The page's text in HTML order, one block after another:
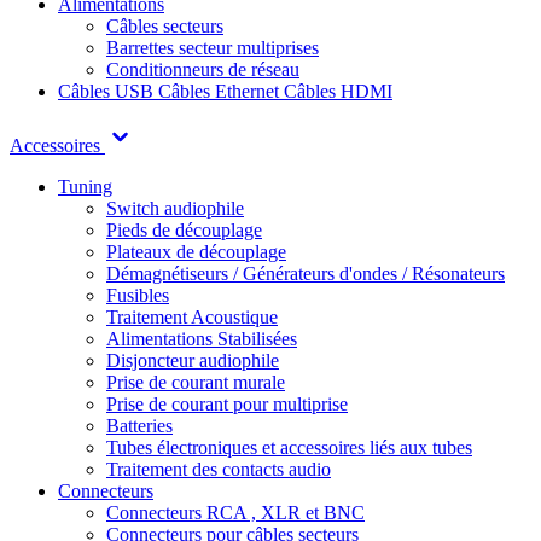
Alimentations
Câbles secteurs
Barrettes secteur multiprises
Conditionneurs de réseau
Câbles USB Câbles Ethernet Câbles HDMI
Accessoires
Tuning
Switch audiophile
Pieds de découplage
Plateaux de découplage
Démagnétiseurs / Générateurs d'ondes / Résonateurs
Fusibles
Traitement Acoustique
Alimentations Stabilisées
Disjoncteur audiophile
Prise de courant murale
Prise de courant pour multiprise
Batteries
Tubes électroniques et accessoires liés aux tubes
Traitement des contacts audio
Connecteurs
Connecteurs RCA , XLR et BNC
Connecteurs pour câbles secteurs